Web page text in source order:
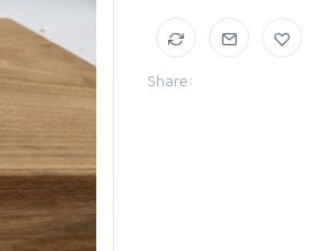
Share: